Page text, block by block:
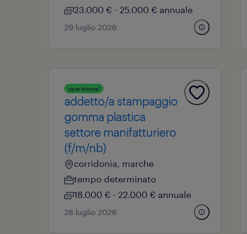
23.000 € - 25.000 € annuale
29 luglio 2026
operational
addetto/a stampaggio
gomma plastica
settore manifatturiero
(f/m/nb)
corridonia, marche
tempo determinato
18.000 € - 22.000 € annuale
28 luglio 2026